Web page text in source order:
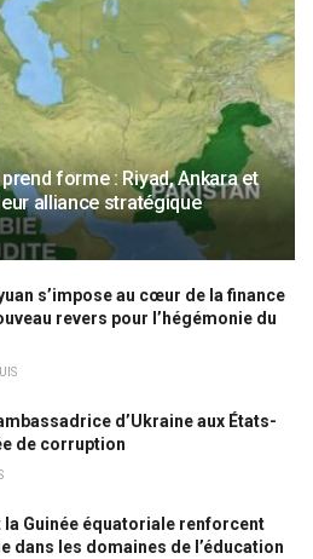
forme : Riyad, Ankara et
alliance stratégique
s’impose au cœur de la finance
revers pour l’hégémonie du
d’Ukraine aux États-
de corruption
la Guinée équatoriale renforcent
dans les domaines de l’éducation